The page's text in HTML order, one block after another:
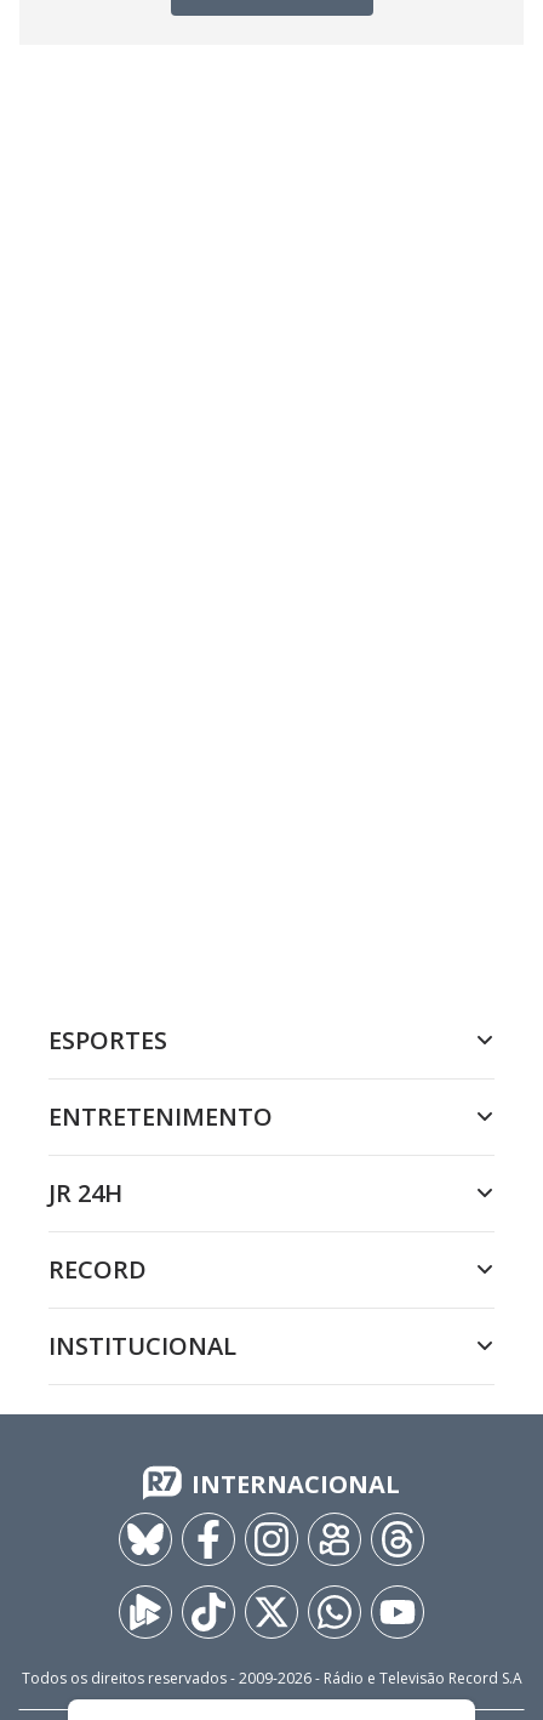
ESPORTES
ENTRETENIMENTO
JR 24H
RECORD
INSTITUCIONAL
INTERNACIONAL
Todos os direitos reservados - 2009-2026- Rádio e Televisão Record S.A